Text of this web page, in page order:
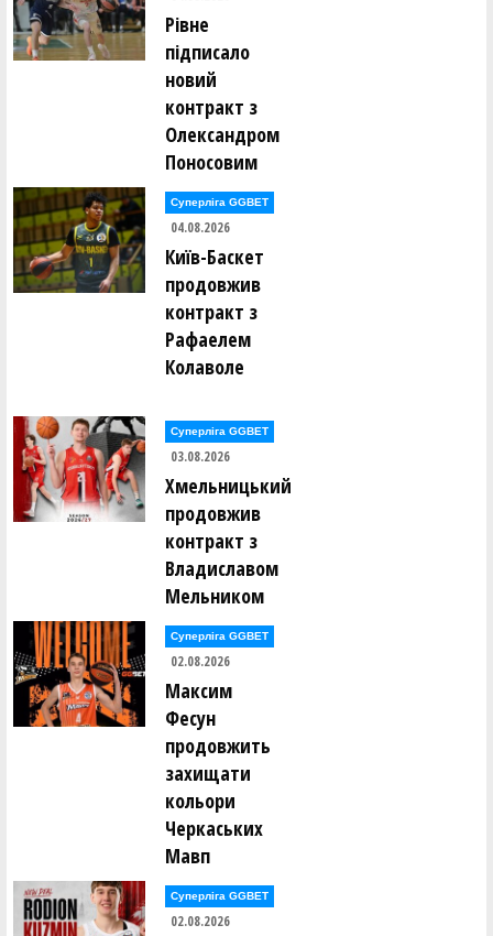
Дмитро Клебан (ЛЬВІВСЬКА ПОЛІТЕХНІКА (Львів))
Андрій Кобець (НОВОМОСКОВСЬК (Новомосковськ))
Іван Ковальчук (КИЇВ-БАСКЕТ (Київ))
Максим Козловець (The Green Team)
Віктор Колотілов (Ukraine U23)
Кирило Корчагін (ЖИТОМИР (Житомир))
Володимир Коцько (Ukraine U23)
Дмитро Кравченко (ЖИТОМИР (Житомир))
Дмитро Крук (Quattro Kyiv)
Олег Куліков (ІНВАСПОРТ Дніпро-2)
Олександр Леванович (ІНВАСПОРТ Дніпро-2)
Максим Ледньов (БК "ЗАПОРІЖЖЯ" (Запоріжжя))
Владислав Лисаненко (НОВОМОСКОВСЬК
(Новомосковськ))
Павло Лозинський (БІПА (Одеса))
Рівне
підписало
новий
контракт з
Олександром
Поносовим
Суперліга GGBET
04.08.2026
Київ-Баскет
продовжив
контракт з
Рафаелем
Колаволе
Суперліга GGBET
03.08.2026
Хмельницький
продовжив
контракт з
Владиславом
Мельником
Суперліга GGBET
02.08.2026
Максим
Фесун
продовжить
захищати
кольори
Черкаських
Мавп
Суперліга GGBET
02.08.2026